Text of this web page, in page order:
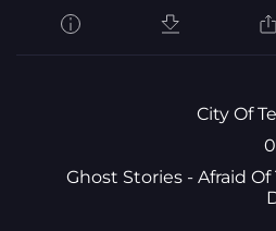
City Of
Ghost Stories - Afraid Of